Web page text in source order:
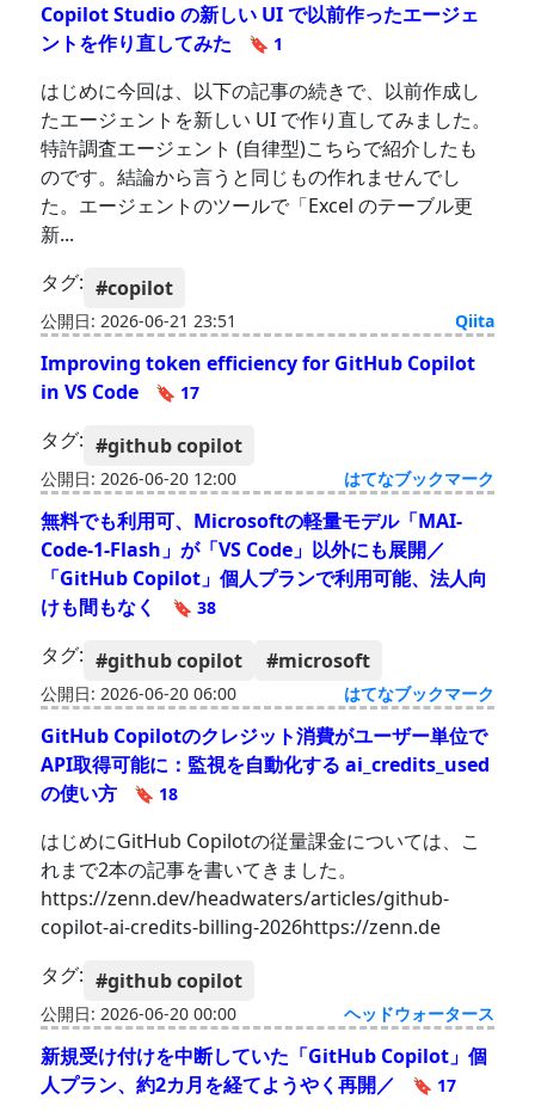
Copilot Studio の新しい UI で以前作ったエージェ
ントを作り直してみた
🔖 1
はじめに今回は、以下の記事の続きで、以前作成し
たエージェントを新しい UI で作り直してみました。
特許調査エージェント (自律型)こちらで紹介したも
のです。結論から言うと同じもの作れませんでし
た。エージェントのツールで「Excel のテーブル更
新...
タグ: #copilot
公開日: 2026-06-21 23:51 Qiita
Improving token efficiency for GitHub Copilot
in VS Code
🔖 17
タグ: #github copilot
公開日: 2026-06-20 12:00 はてなブックマーク
無料でも利用可、Microsoftの軽量モデル「MAI-
Code-1-Flash」が「VS Code」以外にも展開／
「GitHub Copilot」個人プランで利用可能、法人向
けも間もなく
🔖 38
タグ: #github copilot #microsoft
公開日: 2026-06-20 06:00 はてなブックマーク
GitHub Copilotのクレジット消費がユーザー単位で
API取得可能に：監視を自動化する ai_credits_used
の使い方
🔖 18
はじめにGitHub Copilotの従量課金については、こ
れまで2本の記事を書いてきました。
https://zenn.dev/headwaters/articles/github-
copilot-ai-credits-billing-2026https://zenn.de
タグ: #github copilot
公開日: 2026-06-20 00:00 ヘッドウォータース
新規受け付けを中断していた「GitHub Copilot」個
人プラン、約2カ月を経てようやく再開／
🔖 17